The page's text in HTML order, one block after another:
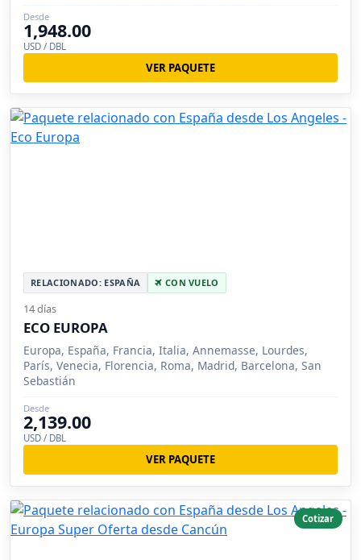
Desde
1,948.00
USD / DBL
VER PAQUETE
RELACIONADO: ESPAÑA CON VUELO
14 días
ECO EUROPA
Europa, España, Francia, Italia, Annemasse, Lourdes,
París, Venecia, Florencia, Roma, Madrid, Barcelona, San
Sebastián
Desde
2,139.00
USD / DBL
VER PAQUETE
Cotizar